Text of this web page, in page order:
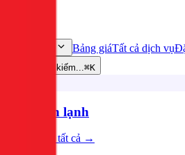
Bảng giáTất cả dịch vụ
Tìm kiếm...⌘K
Điện lạnh
Xem tất cả →